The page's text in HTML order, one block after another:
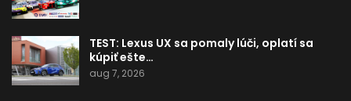
TEST: Lexus UX sa pomaly lúči, oplatí sa
kúpiť ešte…
aug 7, 2026